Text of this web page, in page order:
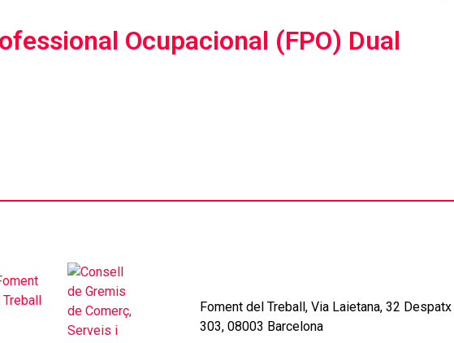
Ocupacional (FPO) Dual
Foment del Treball, Via Laietana, 32 Despatx
303, 08003 Barcelona